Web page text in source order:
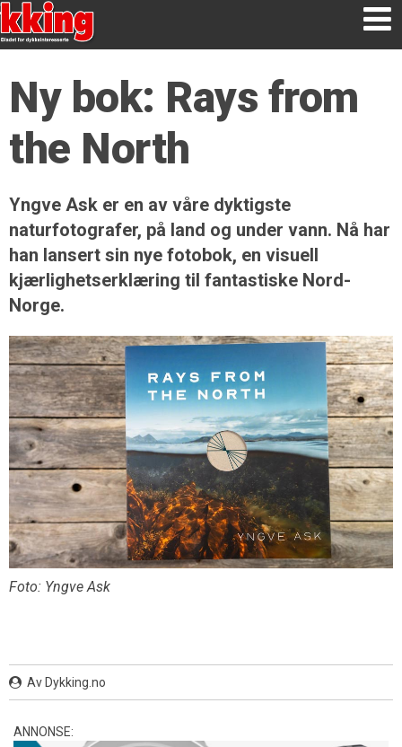
Ny bok: Rays from
the North
Yngve Ask er en av våre dyktigste
naturfotografer, på land og under vann. Nå har
han lansert sin nye fotobok, en visuell
kjærlighetserklæring til fantastiske Nord-
Norge.
Foto: Yngve Ask
Av Dykking.no
ANNONSE: